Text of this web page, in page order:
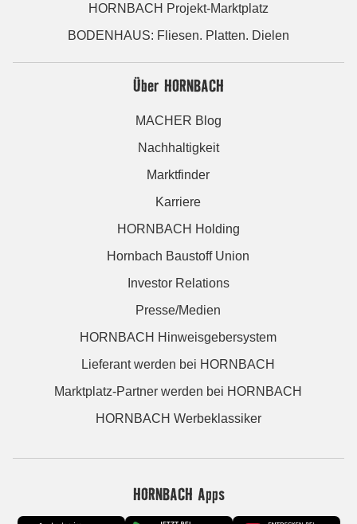
HORNBACH Projekt-Marktplatz
BODENHAUS: Fliesen. Platten. Dielen
Über HORNBACH
MACHER Blog
Nachhaltigkeit
Marktfinder
Karriere
HORNBACH Holding
Hornbach Baustoff Union
Investor Relations
Presse/Medien
HORNBACH Hinweisgebersystem
Lieferant werden bei HORNBACH
Marktplatz-Partner werden bei HORNBACH
HORNBACH Werbeklassiker
HORNBACH Apps